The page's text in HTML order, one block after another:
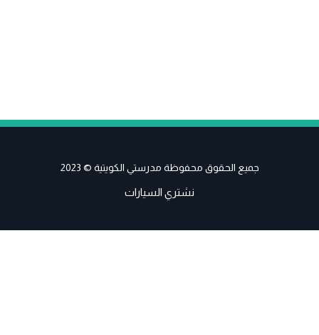
جميع الحقوق محفوظة مدرستي الكويتية © 2023
نشتري السيارات